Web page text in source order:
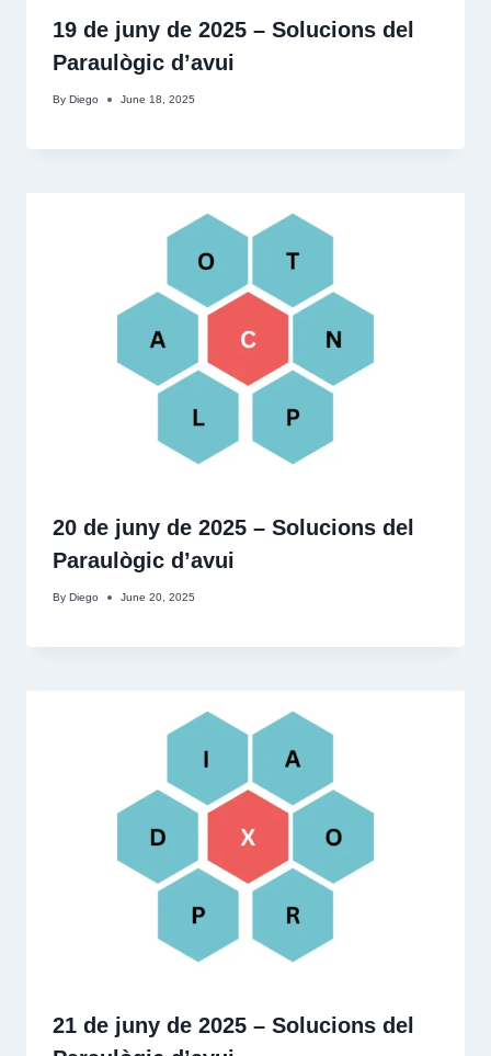
19 de juny de 2025 – Solucions del
Paraulògic d’avui
By Diego June 18, 2025
20 de juny de 2025 – Solucions del
Paraulògic d’avui
By Diego June 20, 2025
21 de juny de 2025 – Solucions del